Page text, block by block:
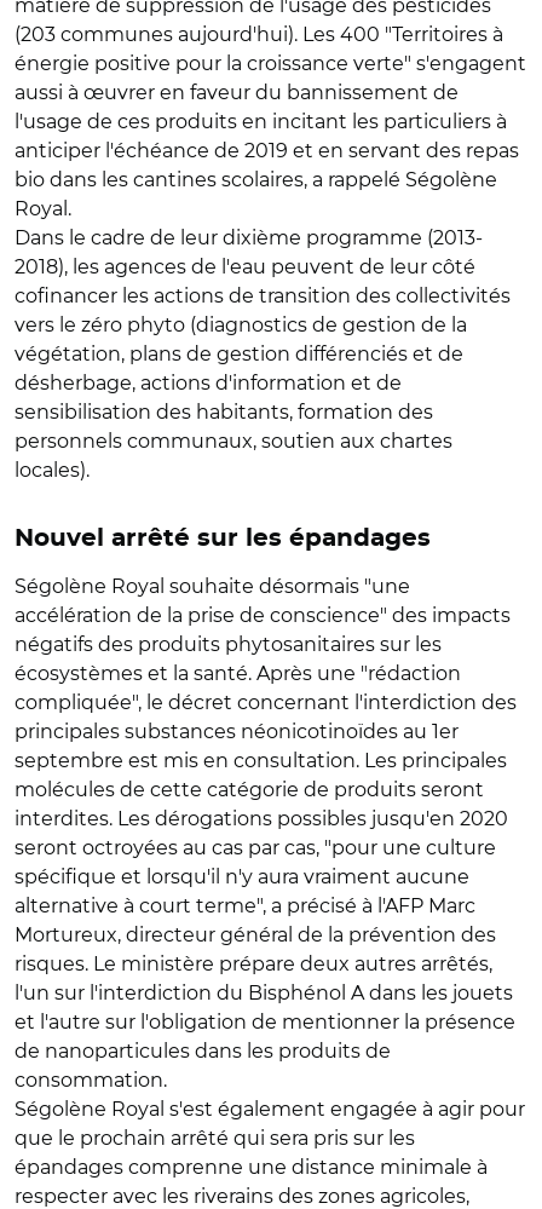
matière de suppression de l'usage des pesticides
(203 communes aujourd'hui). Les 400 "Territoires à
énergie positive pour la croissance verte" s'engagent
aussi à œuvrer en faveur du bannissement de
l'usage de ces produits en incitant les particuliers à
anticiper l'échéance de 2019 et en servant des repas
bio dans les cantines scolaires, a rappelé Ségolène
Royal.
Dans le cadre de leur dixième programme (2013-
2018), les agences de l'eau peuvent de leur côté
cofinancer les actions de transition des collectivités
vers le zéro phyto (diagnostics de gestion de la
végétation, plans de gestion différenciés et de
désherbage, actions d'information et de
sensibilisation des habitants, formation des
personnels communaux, soutien aux chartes
locales).
Nouvel arrêté sur les épandages
Ségolène Royal souhaite désormais "une
accélération de la prise de conscience" des impacts
négatifs des produits phytosanitaires sur les
écosystèmes et la santé. Après une "rédaction
compliquée", le décret concernant l'interdiction des
principales substances néonicotinoïdes au 1er
septembre est mis en consultation. Les principales
molécules de cette catégorie de produits seront
interdites. Les dérogations possibles jusqu'en 2020
seront octroyées au cas par cas, "pour une culture
spécifique et lorsqu'il n'y aura vraiment aucune
alternative à court terme", a précisé à l'AFP Marc
Mortureux, directeur général de la prévention des
risques. Le ministère prépare deux autres arrêtés,
l'un sur l'interdiction du Bisphénol A dans les jouets
et l'autre sur l'obligation de mentionner la présence
de nanoparticules dans les produits de
consommation.
Ségolène Royal s'est également engagée à agir pour
que le prochain arrêté qui sera pris sur les
épandages comprenne une distance minimale à
respecter avec les riverains des zones agricoles,